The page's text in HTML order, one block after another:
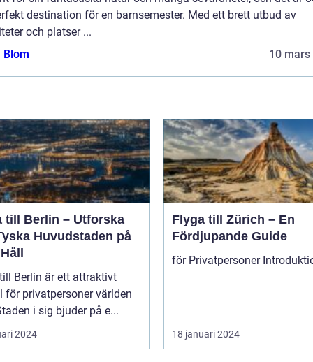
destination för en barnsemester. Med ett brett utbud av
och platser ...
Blom
10 mars
till Berlin – Utforska
Huvudstaden på
Berlin är ett attraktivt
för privatpersoner världen
i sig bjuder på e...
2024
Flyga till Zürich – En
Fördjupande Guide
18 januari 2024